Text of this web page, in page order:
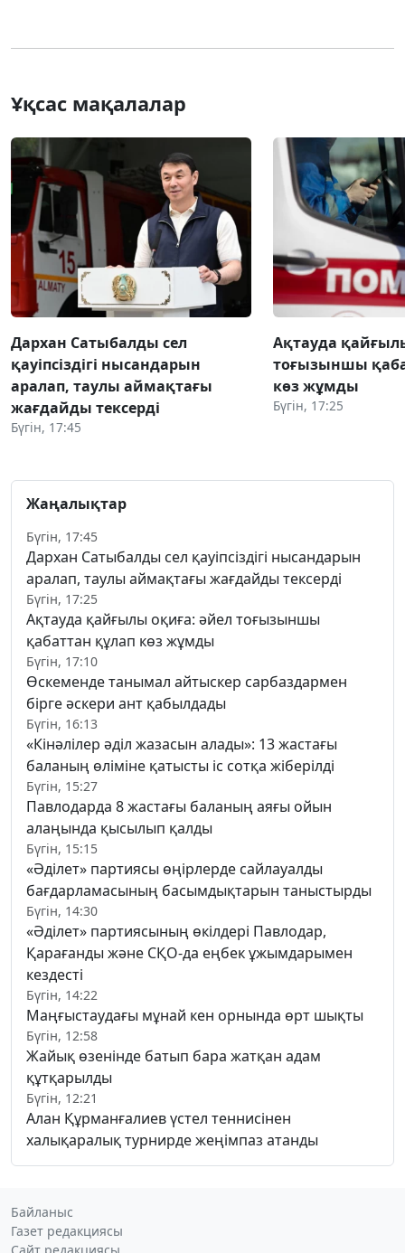
Ұқсас мақалалар
Дархан Сатыбалды сел
қауіпсіздігі нысандарын
аралап, таулы аймақтағы
жағдайды тексерді
Бүгін, 17:45
Ақтауда
тоғызыншы
көз жұмды
Бүгін, 17:25
Жаңалықтар
Бүгін, 17:45
Дархан Сатыбалды сел қауіпсіздігі нысандарын
аралап, таулы аймақтағы жағдайды тексерді
Бүгін, 17:25
Ақтауда қайғылы оқиға: әйел тоғызыншы
қабаттан құлап көз жұмды
Бүгін, 17:10
Өскеменде танымал айтыскер сарбаздармен
бірге әскери ант қабылдады
Бүгін, 16:13
«Кінәлілер әділ жазасын алады»: 13 жастағы
баланың өліміне қатысты іс сотқа жіберілді
Бүгін, 15:27
Павлодарда 8 жастағы баланың аяғы ойын
алаңында қысылып қалды
Бүгін, 15:15
«Әділет» партиясы өңірлерде сайлауалды
бағдарламасының басымдықтарын таныстырды
Бүгін, 14:30
«Әділет» партиясының өкілдері Павлодар,
Қарағанды және СҚО-да еңбек ұжымдарымен
кездесті
Бүгін, 14:22
Маңғыстаудағы мұнай кен орнында өрт шықты
Бүгін, 12:58
Жайық өзенінде батып бара жатқан адам
құтқарылды
Бүгін, 12:21
Алан Құрманғалиев үстел теннисінен
халықаралық турнирде жеңімпаз атанды
Байланыс
Газет редакциясы